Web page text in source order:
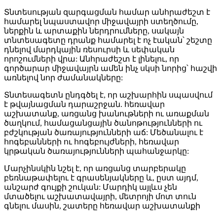
Տնտեսության զարգացման համար անհրաժեշտ է
համարել նպաստավոր միջավայրի ստեղծումը,
ներքին և արտաքին ներդրումները, սակայն
տնտեսագետը դրանք համարել է ոչ էական՝ շեշտը
դնելով մարդկային ռեսուրսի և սեփական
որոշումների վրա: Անհրաժեշտ է լինելու, որ
գործարար միջավայրն ամեն ինչ սկսի նորից՝ հաշվի
առնելով նոր ժամանակները:
Տնտեսագետն ընդգծել է, որ աշխարհին սպասվում
է թվայնացման դարաշրջան. հեռավար
աշխատանք, առցանց խանութների ու առաքման
ծաղկում, համացանցային ծանոթությունների ու
բժշկության ծառայությունների աճ: Մեծանալու է
հոգեբանների ու հոգեբույժների, հեռավար
կրթական ծառայությունների պահանջարկը:
Մարչինսկին նշել է, որ առցանց տարբերակը
բեռնաթափելու է գրասենյակները և, ըստ այդմ,
անշարժ գույքի շուկան: Մարդիկ այլևս չեն
մտածելու աշխատավայրի, մետրոյի մոտ տուն
գնելու մասին, շատերը հեռավար աշխատանքի